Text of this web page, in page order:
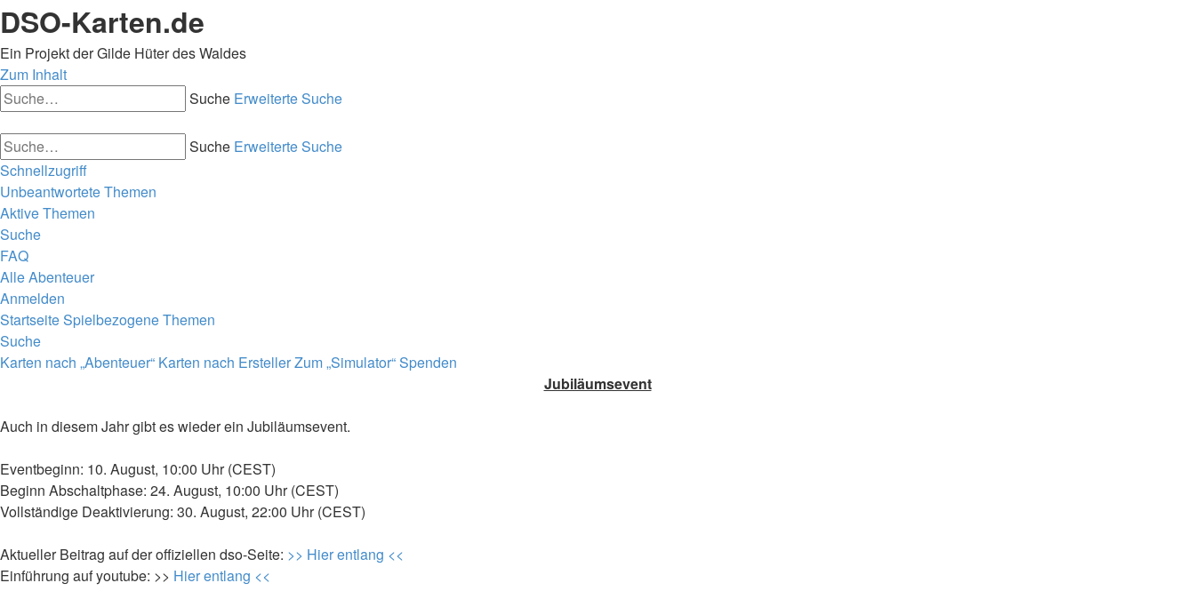
DSO-Karten.de
Ein Projekt der Gilde Hüter des Waldes
Zum Inhalt
Suche Erweiterte Suche
Suche Erweiterte Suche
Schnellzugriff
Unbeantwortete Themen
Aktive Themen
Suche
FAQ
Alle Abenteuer
Anmelden
StartseiteSpielbezogene Themen
Suche
Karten nach „Abenteuer“ Karten nach ErstellerZum „Simulator“Spenden
Jubiläumsevent
Auch in diesem Jahr gibt es wieder ein Jubiläumsevent.
Eventbeginn: 10. August, 10:00 Uhr (CEST)
Beginn Abschaltphase: 24. August, 10:00 Uhr (CEST)
Vollständige Deaktivierung: 30. August, 22:00 Uhr (CEST)
Aktueller Beitrag auf der offiziellen dso-Seite: >> Hier entlang <<
Einführung auf youtube: >> Hier entlang <<